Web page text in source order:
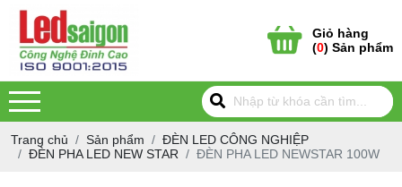
Giỏ hàng
(0) Sản phẩm
Trang chủ Sản phẩm
ĐÈN LED CÔNG NGHIỆP
ĐÈN PHA LED NEW STAR
ĐÈN PHA LED NEWSTAR 100W